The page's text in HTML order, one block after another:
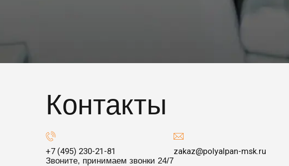
Контакты
+7 (495) 230-21-81
Звоните, принимаем звонки 24/7
zakaz@polyalpan-msk.ru